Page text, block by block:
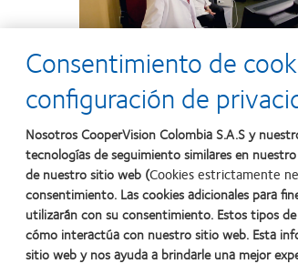
Especialización tecnológica:
una base de clientes sólida a
la experiencia
Más información
Consentimiento de
configuración de
Nosotros CooperVision Colombia S.A.S y
tecnologías de seguimiento similares en
de nuestro sitio web (Cookies estrictamente
consentimiento. Las cookies adicionales para
utilizarán con su consentimiento. Estos tipos
cómo interactúa con nuestro sitio web. Esta
sitio web y nos ayuda a brindarle una mejor